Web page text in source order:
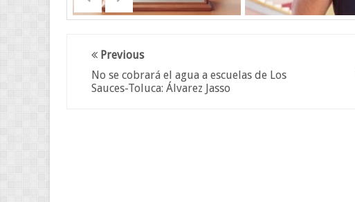
Previous
No se cobrará el agua a escuelas de Los
Sauces-Toluca: Álvarez Jasso